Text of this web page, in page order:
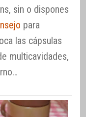
sin o dispones
para
las cápsulas
multicavidades,